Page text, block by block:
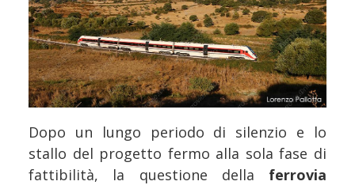
Dopo un lungo periodo di silenzio e lo
stallo del progetto fermo alla sola fase di
fattibilità, la questione della ferrovia